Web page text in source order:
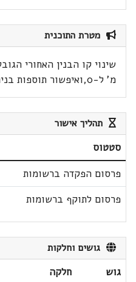
מטרת התוכנית
מ' ל-0,ואיפשור תוספות בניה לדירות קיימות.
תהליך אישור
סטטוס
פרסום הפקדה ברשומות
פרסום לתוקף ברשומות
גושים וחלקות
גוש
חלקה